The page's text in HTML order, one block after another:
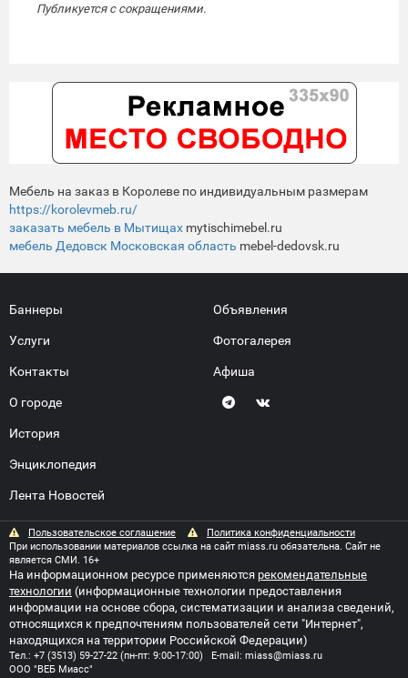
Публикуется с сокращениями.
Мебель на заказ в Королеве по индивидуальным размерам
https://korolevmeb.ru/
заказать мебель в Мытищах mytischimebel.ru
мебель Дедовск Московская область mebel-dedovsk.ru
Баннеры
Услуги
Контакты
О городе
История
Энциклопедия
Лента Новостей
Объявления
Фотогалерея
Афиша
Пользовательское соглашение
Политика конфиденциальности
При использовании материалов ссылка на сайт miass.ru обязательна. Сайт не
является СМИ. 16+
На информационном ресурсе применяются рекомендательные
технологии (информационные технологии предоставления
информации на основе сбора, систематизации и анализа сведений,
относящихся к предпочтениям пользователей сети "Интернет",
находящихся на территории Российской Федерации)
Тел.: +7 (3513) 59-27-22 (пн-пт: 9:00-17:00) E-mail: miass@miass.ru
ООО "ВЕБ Миасс"